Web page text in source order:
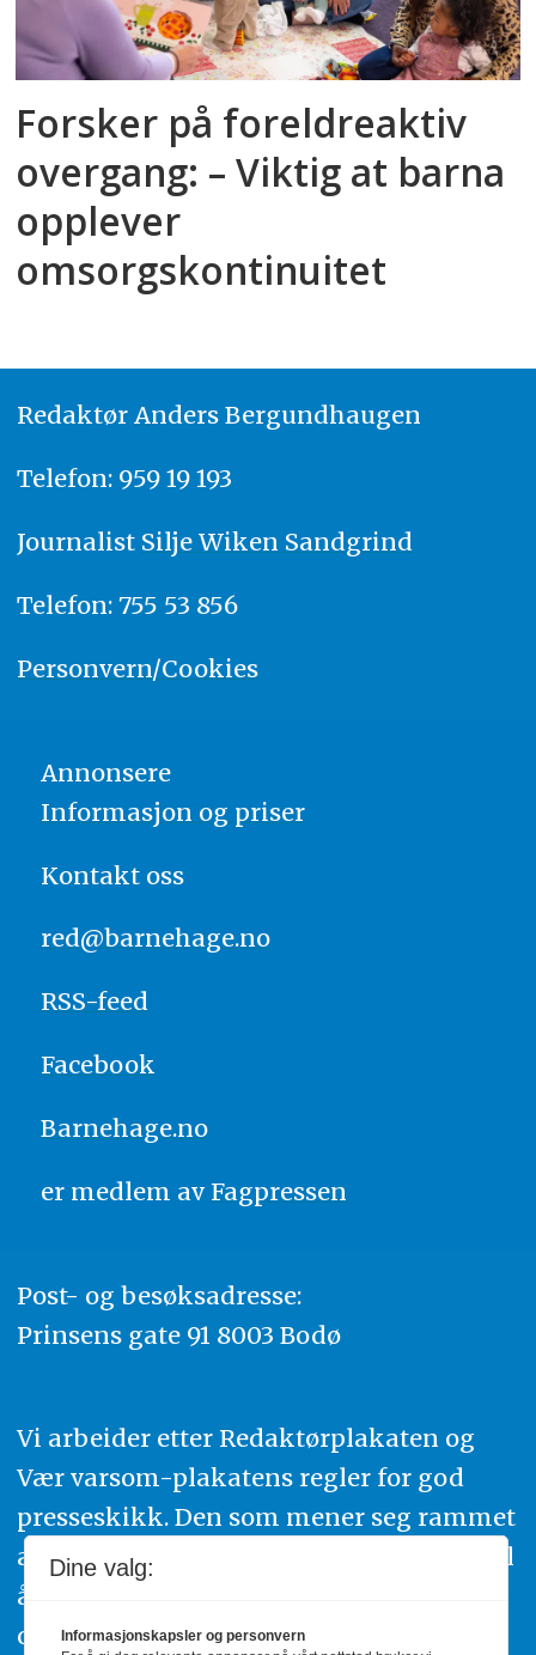
Forsker på foreldreaktiv
overgang: – Viktig at barna
opplever
omsorgskontinuitet
Redaktør Anders Bergundhaugen
Telefon: 959 19 193
Journalist Silje Wiken Sandgrind
Telefon: 755 53 856
Personvern/Cookies
Annonsere
Informasjon og priser
Kontakt oss
red@barnehage.no
RSS-feed
Facebook
Barnehage.no
er medlem av Fagpressen
Post- og besøksadresse:
Prinsens gate 91 8003 Bodø
Vi arbeider etter Redaktørplakaten og
Vær varsom-plakatens regler for god
presseskikk. Den som mener seg rammet
av urettmessig publisering, oppfordres til
å ta kontakt med redaksjonen. Du kan
også klage inn saker til Pressens Faglige
Dine valg:
Informasjonskapsler og personvern